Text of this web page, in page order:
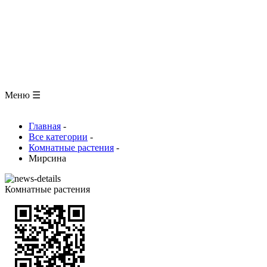
Меню ☰
Главная -
Все категории -
Комнатные растения -
Мирсина
Комнатные растения